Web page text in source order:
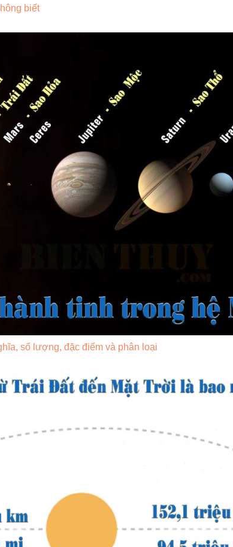
biết
số lượng, đặc điểm và phân loại